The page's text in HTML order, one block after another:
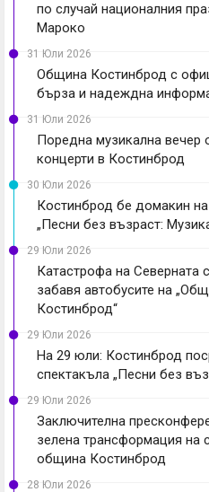
по случай националния
Мароко
31 Юли 2026
Община Костинброд с
бърза и надеждна
31 Юли 2026
Поредна музикална вечер
концерти в Костинброд
30 Юли 2026
Костинброд бе домакин
„Песни без възраст:
29 Юли 2026
Катастрофа на Северната
забавя автобусите на
Костинброд“
29 Юли 2026
На 29 юли: Костинброд
спектакъла „Песни без
29 Юли 2026
Заключителна
зелена трансформация на
община Костинброд
28 Юли 2026